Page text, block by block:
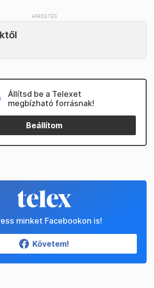
Állítsd be a Telexet
megbízható forrásnak!
Beállítom
minket Facebookon is!
Követem!